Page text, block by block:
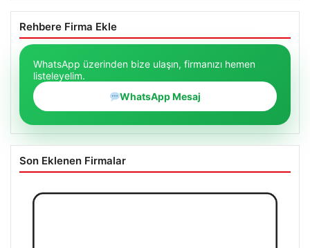
Rehbere Firma Ekle
WhatsApp üzerinden bize ulaşın, firmanızı hemen
listeleyelim.
WhatsApp Mesaj
Son Eklenen Firmalar